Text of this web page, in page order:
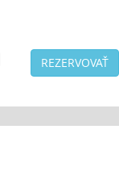
REZERVOVAŤ